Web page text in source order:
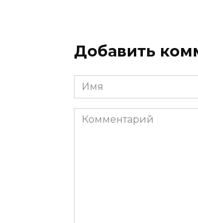
Добавить
Имя
Комментарий